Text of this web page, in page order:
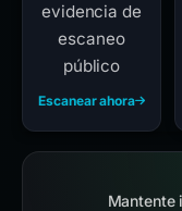
evidencia de
escaneo
público
Escanear ahora
Mantente